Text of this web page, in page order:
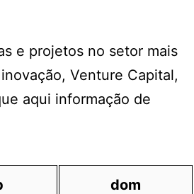
e projetos no setor mais
Venture Capital,
aqui informação de
dom